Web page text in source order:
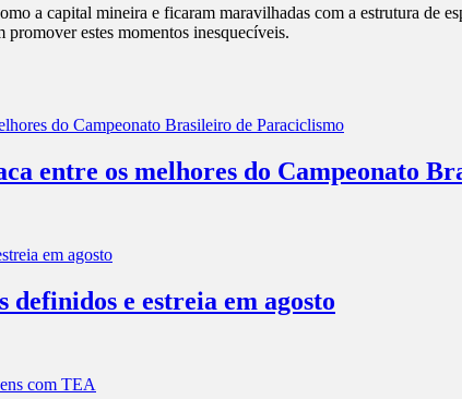
a capital mineira e ficaram maravilhadas com a estrutura de
promover estes momentos inesquecíveis.
entre os melhores do Campeonato
definidos e estreia em agosto